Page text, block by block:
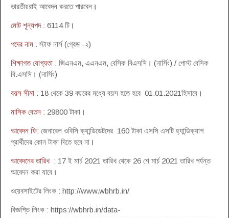
ভারতীয়রাই আবেদন করতে পারবেন ।
মোট শূন্যপদ: 6114 টি ।
পদের নাম : স্টাফ নার্স (গ্রেড -২)
শিক্ষাগত যোগ্যতা : জিএনএম, এএনএম, বেসিক বিএসসি। (নার্সিং) / পোস্ট বেসিক
বি.এসসি। (নার্সিং)
বয়স সীমা : 18 থেকে 39 বছরের মধ্যে বয়স হতে হবে 01.01.2021হিসাবে ।
মাসিক বেতন : 29800 টাকা ।
আবেদন ফি: জেনারেল ওবিসি ক্যান্ডিডেটদের 160 টাকা এসসি এসটি হ্যান্ডিক্যাপ
প্রার্থীদের কোন টাকা দিতে হবে না ।
আবেদনের তারিখ : 17 ই মার্চ 2021 তারিখ থেকে 26 শে মার্চ 2021 তারিখ পর্যন্ত
আবেদন করা যাবে ।
ওয়েবসাইটের লিংক : http://www.wbhrb.in/
বিজ্ঞপ্তি লিংক : https://wbhrb.in/data-